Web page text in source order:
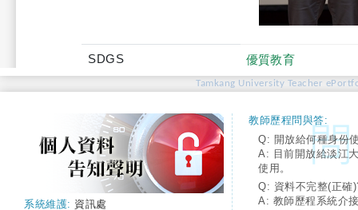
SDGS 優質教育
Tamkang University Teacher
系統維護: 資訊處
教師歷程問與答:
Q: 開放給何種身份
A: 目前開放給淡江
使用。
Q: 資料不完整(正確
A: 教師歷程系統介